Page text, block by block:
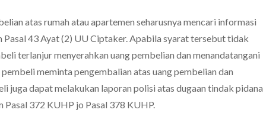
atas rumah atau apartemen seharusnya mencari informasi
43 Ayat (2) UU Ciptaker. Apabila syarat tersebut tidak
terlanjur menyerahkan uang pembelian dan menandatangani
meminta pengembalian atas uang pembelian dan
juga dapat melakukan laporan polisi atas dugaan tindak pidana
Pasal 372 KUHP jo Pasal 378 KUHP.